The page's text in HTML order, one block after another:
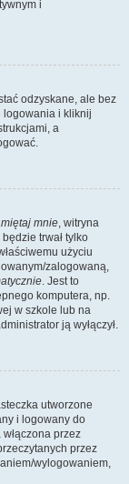
i
odzyskane, ale bez
logowania i kliknij
a
mnie, witryna
trwał tylko
użyciu
zalogowaną,
. Jest to
komputera, np.
w szkole lub na
ją wyłączył.
utworzone
i logowany do
przez
przez
wylogowaniem,